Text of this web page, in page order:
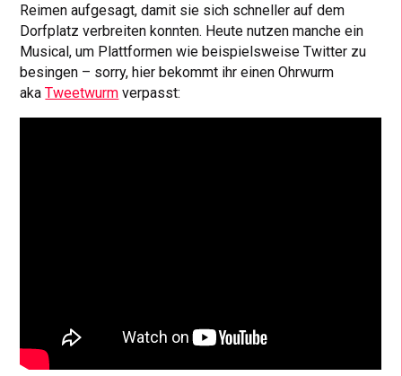
Reimen aufgesagt, damit sie sich schneller auf dem
Dorfplatz verbreiten konnten. Heute nutzen manche ein
Musical, um Plattformen wie beispielsweise Twitter zu
besingen – sorry, hier bekommt ihr einen Ohrwurm
akaTweetwurm verpasst: